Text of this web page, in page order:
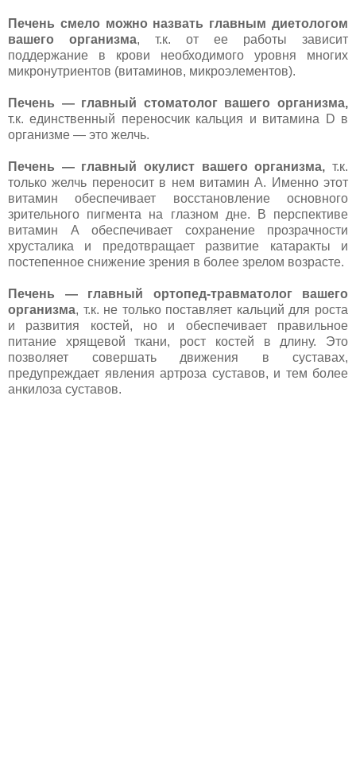
Печень смело можно назвать главным диетологом
вашего организма, т.к. от ее работы зависит
поддержание в крови необходимого уровня многих
микронутриентов (витаминов, микроэлементов).
Печень — главный стоматолог вашего организма,
т.к. единственный переносчик кальция и витамина D в
организме — это желчь.
Печень — главный окулист вашего организма, т.к.
только желчь переносит в нем витамин А. Именно этот
витамин обеспечивает восстановление основного
зрительного пигмента на глазном дне. В перспективе
витамин А обеспечивает сохранение прозрачности
хрусталика и предотвращает развитие катаракты и
постепенное снижение зрения в более зрелом возрасте.
Печень — главный ортопед-травматолог вашего
организма, т.к. не только поставляет кальций для роста
и развития костей, но и обеспечивает правильное
питание хрящевой ткани, рост костей в длину. Это
позволяет совершать движения в суставах,
предупреждает явления артроза суставов, и тем более
анкилоза суставов.